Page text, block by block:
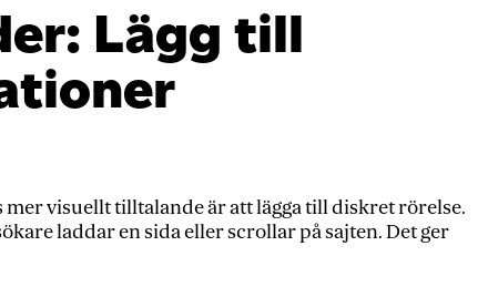
Lägg till
visuellt tilltalande är att lägga till diskret rörelse.
laddar en sida eller scrollar på sajten. Det ger